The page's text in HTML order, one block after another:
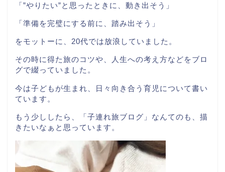
「”やりたい”と思ったときに、動き出そう」
「準備を完璧にする前に、踏み出そう」
をモットーに、20代では放浪していました。
その時に得た旅のコツや、人生への考え方などをブロ
グで綴っていました。
今は子どもが生まれ、日々向き合う育児について書い
ています。
もう少ししたら、「子連れ旅ブログ」なんてのも、描
きたいなぁと思っています。